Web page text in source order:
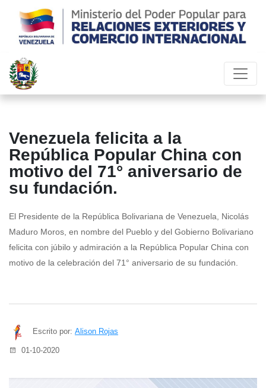
Venezuela felicita a la
República Popular China con
motivo del 71° aniversario de
su fundación.
El Presidente de la República Bolivariana de Venezuela, Nicolás
Maduro Moros, en nombre del Pueblo y del Gobierno Bolivariano
felicita con júbilo y admiración a la República Popular China con
motivo de la celebración del 71° aniversario de su fundación.
Escrito por: Alison Rojas
01-10-2020